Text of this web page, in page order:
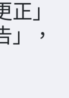
」
」，